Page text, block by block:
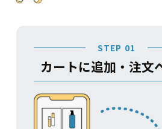
STEP 01
カートに追加・注文